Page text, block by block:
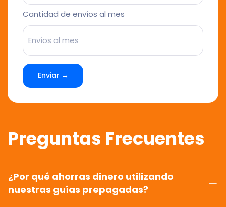
Cantidad de envíos al mes
Enviar →
Preguntas Frecuentes
¿Por qué ahorras dinero utilizando
nuestras guías prepagadas?